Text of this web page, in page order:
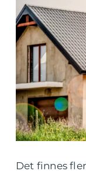
Det finnes